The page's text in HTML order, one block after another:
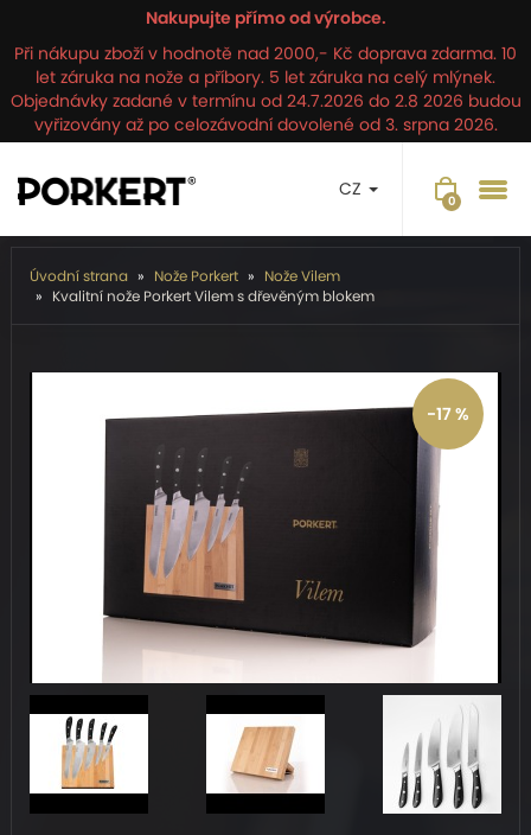
Nakupujte přímo od výrobce.
Při nákupu zboží v hodnotě nad 2000,- Kč doprava zdarma. 10
let záruka na nože a příbory. 5 let záruka na celý mlýnek.
Objednávky zadané v termínu od 24.7.2026 do 2.8 2026 budou
vyřizovány až po celozávodní dovolené od 3. srpna 2026.
CZ
Úvodní strana Nože Porkert
Nože Vilem
Kvalitní nože Porkert Vilem s dřevěným blokem
-17 %